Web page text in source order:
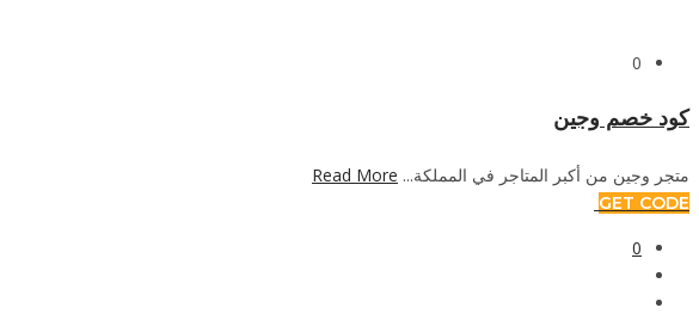
0
كود خصم وجين
متجر وجين من أكبر المتاجر في المملكة... Read More
GET CODE
0